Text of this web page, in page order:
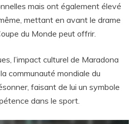
mais ont également élevé
mettant en avant le drame
du Monde peut offrir.
l’impact culturel de Maradona
communauté mondiale du
faisant de lui un symbole
dans le sport.